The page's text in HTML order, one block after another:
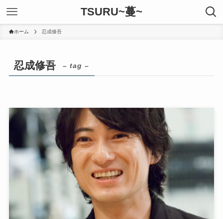
TSURU~蔓~
ホーム 忍成修吾
忍成修吾 – tag –